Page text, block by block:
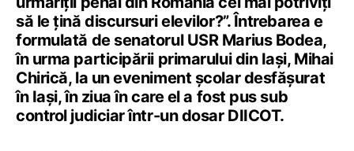
să le țină discursuri elevilor?”. Întrebarea e
formulată de senatorul USR Marius Bodea,
în urma participării primarului din Iași, Mihai
Chirică, la un eveniment școlar desfășurat
în Iași, în ziua în care el a fost pus sub
control judiciar într-un dosar DIICOT.